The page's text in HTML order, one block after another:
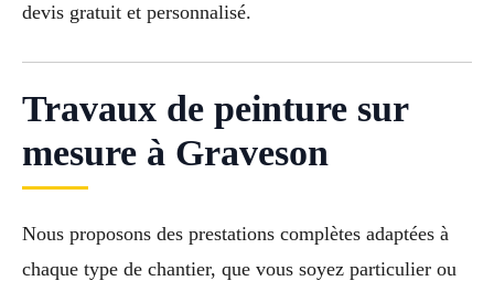
devis gratuit et personnalisé.
Travaux de peinture sur
mesure à Graveson
Nous proposons des prestations complètes adaptées à
chaque type de chantier, que vous soyez particulier ou